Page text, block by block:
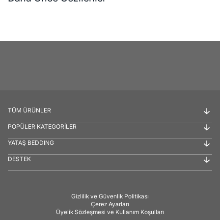
TÜM ÜRÜNLER
POPÜLER KATEGORİLER
YATAŞ BEDDING
DESTEK
Gizlilik ve Güvenlik Politikası
Çerez Ayarları
Üyelik Sözleşmesi ve Kullanım Koşulları